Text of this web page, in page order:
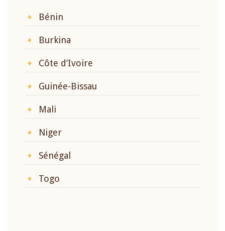
Bénin
Burkina
Côte d’Ivoire
Guinée-Bissau
Mali
Niger
Sénégal
Togo